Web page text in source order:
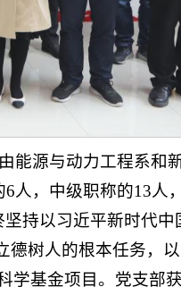
能源与动力工程系和
人，中级职称的13人
持以习近平新时代
德树人的根本任务，
基金项目。党支部